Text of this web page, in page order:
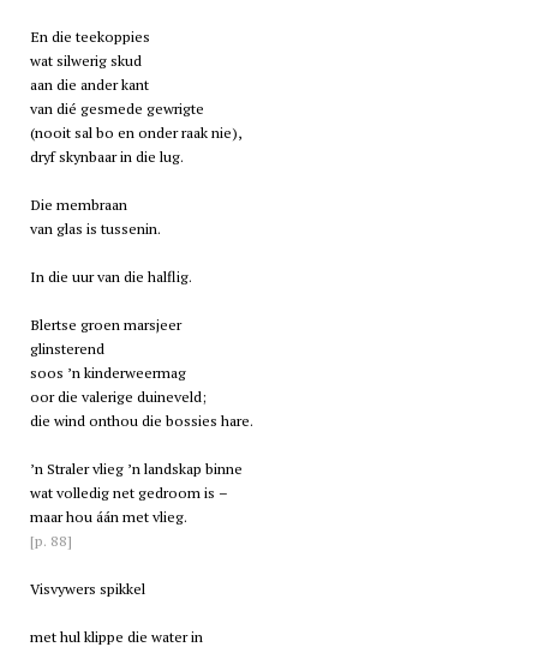
En die teekoppies
wat silwerig skud
aan die ander kant
van dié gesmede gewrigte
(nooit sal bo en onder raak nie),
dryf skynbaar in die lug.
Die membraan
van glas is tussenin.
In die uur van die halflig.
Blertse groen marsjeer
glinsterend
soos ’n kinderweermag
oor die valerige duineveld;
die wind onthou die bossies hare.
’n Straler vlieg ’n landskap binne
wat volledig net gedroom is –
maar hou áán met vlieg.
[p. 88]
Visvywers spikkel
met hul klippe die water in